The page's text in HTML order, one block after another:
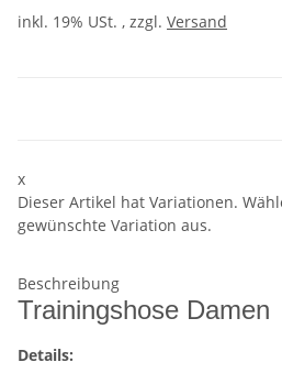
inkl. 19% USt. , zzgl. Versand
x
Dieser Artikel hat Variationen.
gewünschte Variation aus.
Beschreibung
Trainingshose Damen
Details: